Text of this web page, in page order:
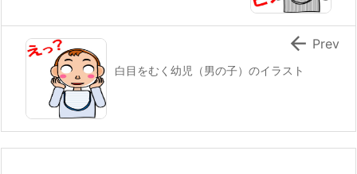
白目をむく幼児（男の子）のイラスト
 Prev